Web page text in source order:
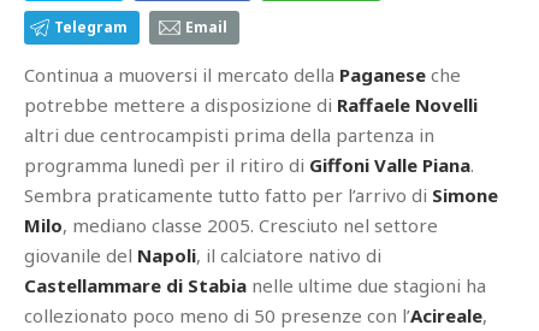
Telegram Email
Continua a muoversi il mercato della Paganese che
potrebbe mettere a disposizione di Raffaele Novelli
altri due centrocampisti prima della partenza in
programma lunedì per il ritiro di Giffoni Valle Piana.
Sembra praticamente tutto fatto per l’arrivo di Simone
Milo, mediano classe 2005. Cresciuto nel settore
giovanile del Napoli, il calciatore nativo di
Castellammare di Stabia nelle ultime due stagioni ha
collezionato poco meno di 50 presenze con l’Acireale,